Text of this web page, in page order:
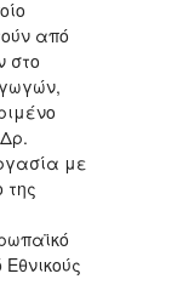
από
στο
με
της